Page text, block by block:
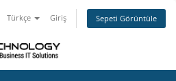
Türkçe Giriş Sepeti Görüntüle